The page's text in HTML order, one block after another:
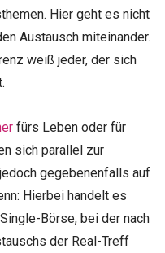
Hier geht es nicht
Austausch miteinander.
weiß jeder, der sich
fürs Leben oder für
sich parallel zur
gegebenenfalls auf
Hierbei handelt es
Börse, bei der nach
der Real-Treff